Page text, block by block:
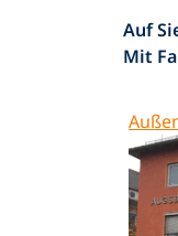
Auf
Mit